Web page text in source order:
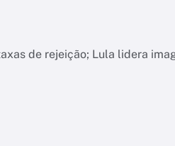
de rejeição; Lula lidera